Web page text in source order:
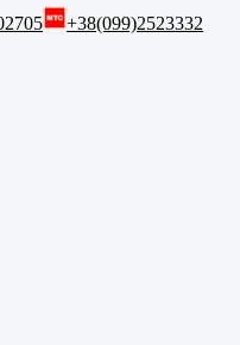
+38(099)2523332